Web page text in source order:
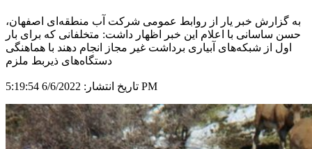
به گزارش خبر یار از روابط عمومی شرکت آب منطقه‌ای اصفهان،
حسن ساسانی با اعلام این خبر اظهار داشت: متخلفانی که برای بار
اول از شبکه‌های آبیاری برداشت غیر مجاز انجام دهند با هماهنگی
دستگاه‌های ذیربط ملزم
تاریخ انتشار: 6/6/2022 5:19:54 PM